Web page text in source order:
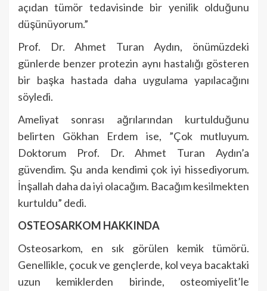
açıdan tümör tedavisinde bir yenilik olduğunu
düşünüyorum.”
Prof. Dr. Ahmet Turan Aydın, önümüzdeki
günlerde benzer protezin aynı hastalığı gösteren
bir başka hastada daha uygulama yapılacağını
söyledi.
Ameliyat sonrası ağrılarından kurtulduğunu
belirten Gökhan Erdem ise, ”Çok mutluyum.
Doktorum Prof. Dr. Ahmet Turan Aydın’a
güvendim. Şu anda kendimi çok iyi hissediyorum.
İnşallah daha da iyi olacağım. Bacağım kesilmekten
kurtuldu” dedi.
OSTEOSARKOM HAKKINDA
Osteosarkom, en sık görülen kemik tümörü.
Genellikle, çocuk ve gençlerde, kol veya bacaktaki
uzun ke­miklerden birinde, osteomiyelit’le